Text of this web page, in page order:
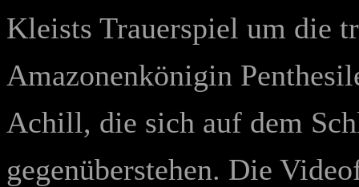
Kleists Trauerspiel um die
Amazonenkönigin
Achill, die sich auf dem
gegenüberstehen. Die